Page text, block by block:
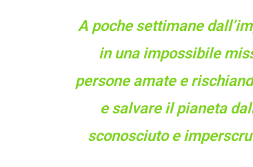
A poche settimane
in una impossibile
persone amate e
e salvare il pianeta
sconosciuto e